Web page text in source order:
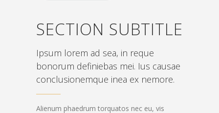
SECTION SUBTITLE
Ipsum lorem ad sea, in reque
bonorum definiebas mei. Ius causae
conclusionemque inea ex nemore.
Alienum phaedrum torquatos nec eu, vis